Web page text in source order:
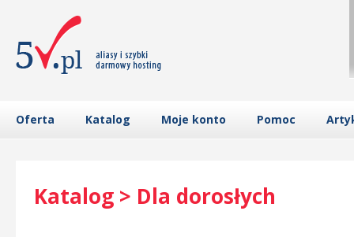
Oferta Katalog Moje konto Pomoc
Katalog > Dla dorosłych